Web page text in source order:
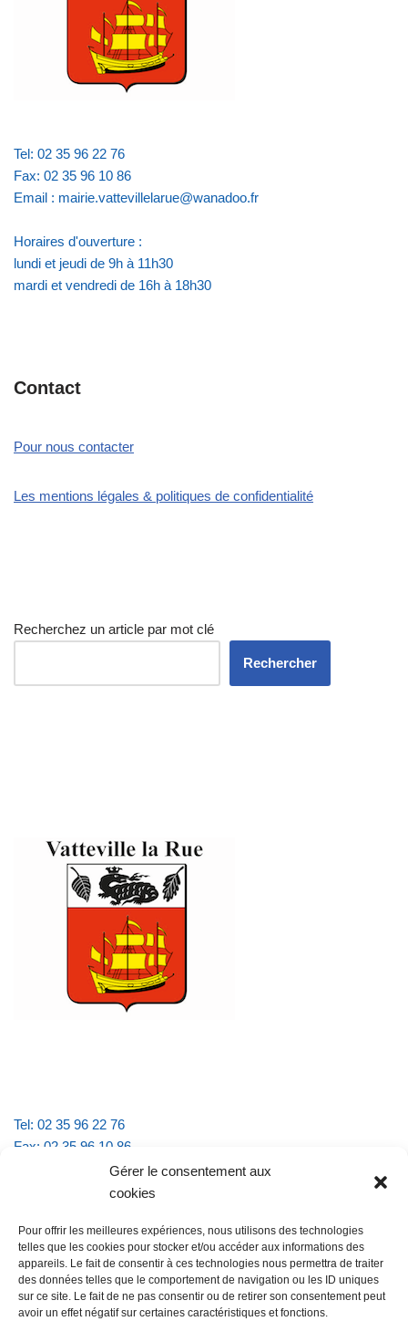
Gérer le consentement aux
cookies
Pour offrir les meilleures expériences, nous utilisons des technologies
telles que les cookies pour stocker et/ou accéder aux informations des
appareils. Le fait de consentir à ces technologies nous permettra de traiter
des données telles que le comportement de navigation ou les ID uniques
sur ce site. Le fait de ne pas consentir ou de retirer son consentement peut
avoir un effet négatif sur certaines caractéristiques et fonctions.
Tel: 02 35 96 22 76
Fax: 02 35 96 10 86
Email : mairie.vattevillelarue@wanadoo.fr
Horaires d'ouverture :
lundi et jeudi de 9h à 11h30
mardi et vendredi de 16h à 18h30
Contact
Pour nous contacter
Les mentions légales & politiques de confidentialité
Recherchez un article par mot clé
Rechercher
Tel: 02 35 96 22 76
Fax: 02 35 96 10 86
Email : mairie.vattevillelarue@wanadoo.fr
lundi et jeudi de 9h à 11h30
mardi et vendredi de 16h à 18h30